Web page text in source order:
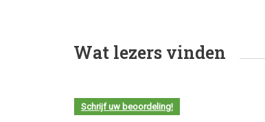
Wat lezers vinden
Schrijf uw beoordeling!